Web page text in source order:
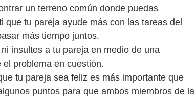
un terreno común donde puedas
tu pareja ayude más con las tareas del
más tiempo juntos.
insultes a tu pareja en medio de una
problema en cuestión.
tu pareja sea feliz es más importante que
puntos para que ambos miembros de la